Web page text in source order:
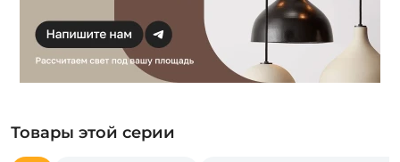
Товары этой серии